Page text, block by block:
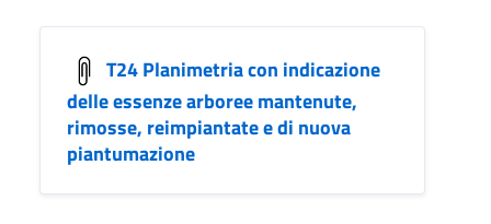
T24 Planimetria con indicazione
delle essenze arboree mantenute,
rimosse, reimpiantate e di nuova
piantumazione